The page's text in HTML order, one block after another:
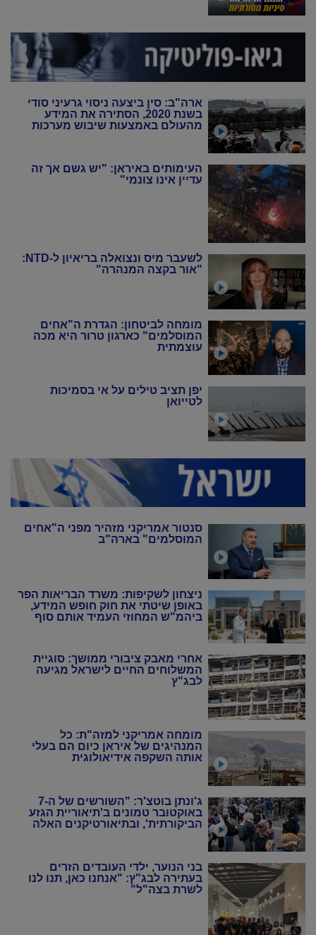
ארה"ב: סין ביצעה ניסוי גרעיני סודי
בשנת 2020, הסתירה את המידע
מהעולם באמצעות שיבוש מערכות
העימותים באיראן: "יש גשם אך זה
עדיין אינו צונמי"
לשעבר מיס ונצואלה בריאיון ל-NTD:
"אור בקצה המנהרה"
מומחה לביטחון: הגדרת ה"אחים
המוסלמים" כארגון טרור היא מכה
עוצמתית
יפן תציב טילים על אי בסמיכות
לטייואן
סנטור אמריקני מזהיר מפני ה"אחים
המוסלמים" בארה"ב
ניצחון לשקיפות: משרד הבריאות הפר
באופן שיטתי את חוק חופש המידע,
ביהמ"ש המחוזי העמיד אותם סוף
אחרי מאבק ציבורי ממושך: סוגיית
המשלוחים החיים לישראל מגיעה
לבג"ץ
מומחה אמריקני למזה"ת: כל
המנהיגים של איראן כיום הם בעלי
אותה השקפה אידיאולוגית
ג'ונתן בוטצ'ר: "השורשים של ה-7
באוקטובר טמונים ב'תיאוריית הגזע
הביקורתית', ובתיאורטיקנים האלה
בני הנוער, ילדי העובדים הזרים
בעתירה לבג"ץ: "אנחנו כאן, תנו לנו
לשרת בצה"ל"